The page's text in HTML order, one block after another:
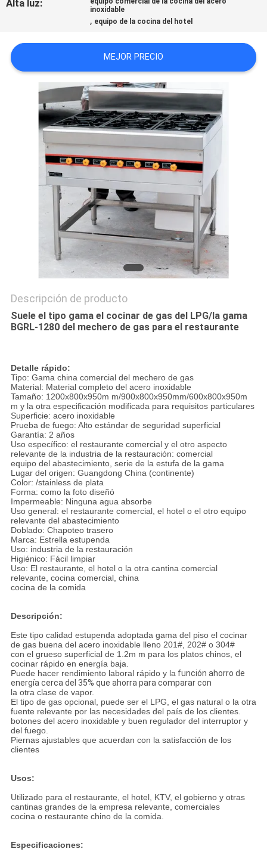
CASOS
MAPA
PRIVACY
POLICY
Alta luz:
inoxidable
, equipo de la cocina del hotel
MEJOR PRECIO
Descripción de producto
Suele el tipo gama el cocinar de gas del LPG/la gama
BGRL-1280 del mechero de gas para el restaurante
Detalle rápido:
Tipo: Gama china comercial del mechero de gas
Material: Material completo del acero inoxidable
Tamaño: 1200x800x950m m/900x800x950mm/600x800x950m
m y la otra especificación modificada para requisitos particulares
Superficie: acero inoxidable
Prueba de fuego: Alto estándar de seguridad superficial
Garantía: 2 años
Uso específico: el restaurante comercial y el otro aspecto
relevante de la industria de la restauración: comercial
equipo del abastecimiento, serie de la estufa de la gama
Lugar del origen: Guangdong China (continente)
Color: /stainless de plata
Forma: como la foto diseñó
Impermeable: Ninguna agua absorbe
Uso general: el restaurante comercial, el hotel o el otro equipo
relevante del abastecimiento
Doblado: Chapoteo trasero
Marca: Estrella estupenda
Uso: industria de la restauración
Higiénico: Fácil limpiar
Uso: El restaurante, el hotel o la otra cantina comercial
relevante, cocina comercial, china
cocina de la comida
Descripción:
Este tipo calidad estupenda adoptada gama del piso el cocinar
de gas buena del acero inoxidable lleno 201#, 202# o 304#
con el grueso superficial de 1.2m m para los platos chinos, el
cocinar rápido en energía baja.
Puede hacer rendimiento laboral rápido y lafunción ahorro de
energía cerca del 35% que ahorra para comparar con
la otra clase de vapor.
El tipo de gas opcional, puede ser el LPG, el gas natural o la otra
fuente relevante por las necesidades del país de los clientes.
botones del acero inoxidable y buen regulador del interruptor y
del fuego.
Piernas ajustables que acuerdan con la satisfacción de los
clientes
Usos:
Utilizado para el restaurante, el hotel, KTV, el gobierno y otras
cantinas grandes de la empresa relevante, comerciales
cocina o restaurante chino de la comida.
Especificaciones: